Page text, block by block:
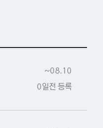
~08.10
0일전 등록